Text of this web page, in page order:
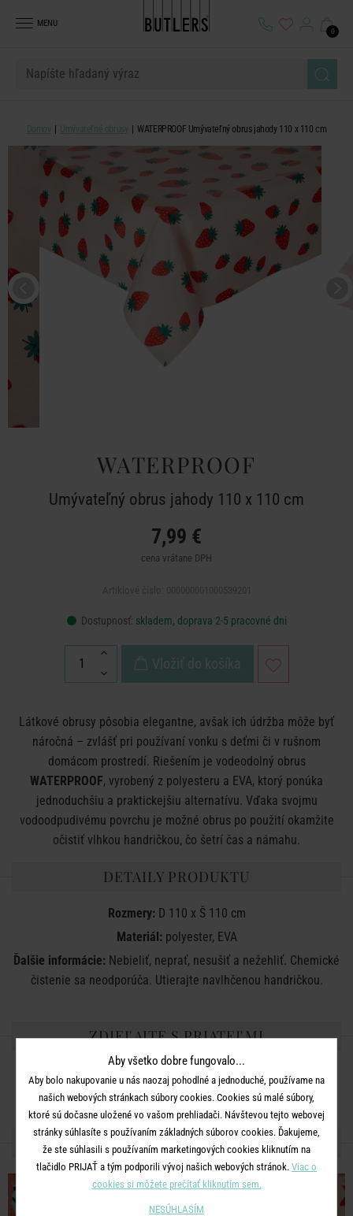
MENU
0
Domov Umývateľné obrusy WATERPROOF Umývateľný obrus jahody 110 x 110 cm
WATERPROOF
Umývateľný obrus jahody 110 x 110 cm
7,99 €
cena vrátane DPH
Dostupnosť: skladem, doprava 2-5 pracovné dni
Vložiť do košíka
Látkové obrusy pôsobia elegantne, avšak ich údržba môže byť
náročná – zvlášť pri používaní vonku s deťmi či v rušnom
domácom prostredí. Riešením je vodeodolný obrus
WATERPROOF, vyrobený z polyesteru a EVA, ktorý ponúka
jednoduchšiu a praktickejšiu alternatívu. Vďaka svojmu
vodoodpudivému povrchu je možné obrus po použití okamžite
očistiť vlhkou handričkou, čo šetrí čas a námahu.
DETAILY PRODUKTU
Rozmery:D 110 x Š 110 cm
Materiál:polyester, EVA
Ďalšie informácie: Nebieliť, neprať, nesušiť a nežehliť. Chemické
čistenie sa neodporúča. Utierajte navlhčenou handričkou.
ZDIEĽAJTE S PRIATEĽMI
ĎALŠIE PRODUKTY ZO SÉRIE
Aby všetko dobre fungovalo...
Aby bolo nakupovanie u nás naozaj pohodlné a jednoduché, používame na
našich webových stránkach súbory cookies. Cookies sú malé súbory,
ktoré sú dočasne uložené vo vašom prehliadači. Návštevou tejto webovej
stránky súhlasíte s používaním základných súborov cookies. Ďakujeme,
že ste súhlasili s používaním marketingových cookies kliknutím na
tlačidlo PRIJAŤ a tým podporili vývoj našich webových stránok. Viac o
cookies si môžete prečítať kliknutím sem.
NESÚHLASÍM